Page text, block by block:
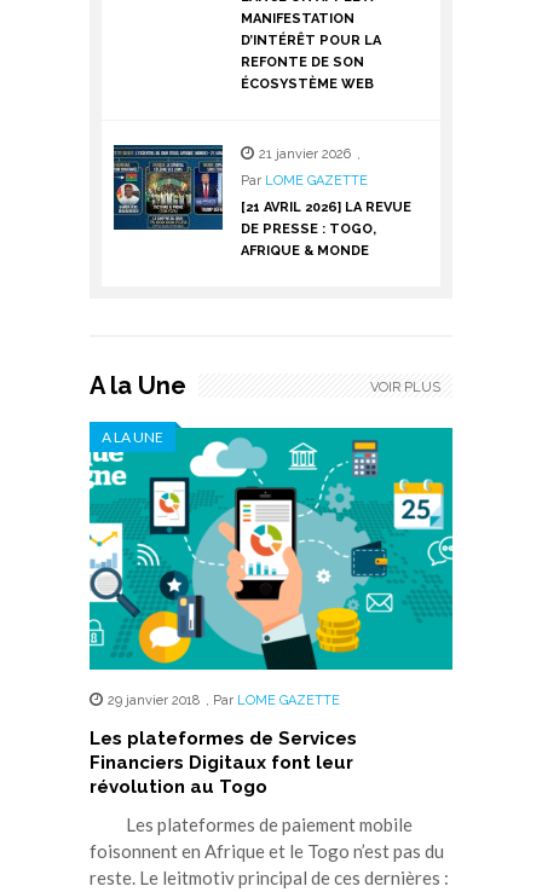
MANIFESTATION
D’INTÉRÊT POUR LA
REFONTE DE SON
ÉCOSYSTÈME WEB
21 janvier 2026 ,
Par LOME GAZETTE
[21 AVRIL 2026] LA REVUE
DE PRESSE : TOGO,
AFRIQUE & MONDE
A la Une
A LA UNE
29 janvier 2018 , Par LOME GAZETTE
Les plateformes de Services
Financiers Digitaux font leur
révolution au Togo
Les plateformes de paiement mobile
foisonnent en Afrique et le Togo n’est pas du
reste. Le leitmotiv principal de ces dernières :
VOIR PLUS